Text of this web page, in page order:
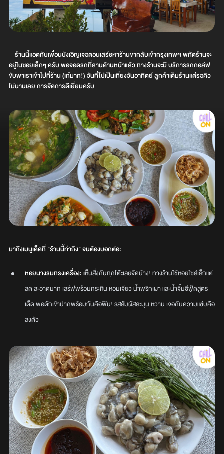
ร้านนี้แอดกับเพื่อนบังเอิญเจอตอนเสิร์ชหาร้านขากลับเข้ากรุงเทพฯ พิกัดร้านจะ
อยู่ในซอยเล็กๆ ครับ พอจอดรถที่ลานด้านหน้าแล้ว ทางร้านจะมี บริการรถกอล์ฟ
ขับพาเราเข้าไปที่ร้าน (เก๋มาก!) วันที่ไปเป็นเที่ยงวันอาทิตย์ ลูกค้าเต็มร้านแต่รอคิว
ไม่นานเลย การจัดการดีเยี่ยมครับ
มาถึงเมนูเด็ดที่ "ร้านนี้ทำถึง" จนต้องบอกต่อ:
หอยนางรมทรงเครื่อง: เห็นสั่งกันทุกโต๊ะเลยจัดบ้าง! ทางร้านใช้หอยไซส์เล็กแต่
สด สะอาดมาก เสิร์ฟพร้อมกระถิน หอมเจียว น้ำพริกเผา และน้ำจิ้มซีฟู้ดสูตร
เด็ด พอตักเข้าปากพร้อมกันคือฟิน! รสสัมผัสละมุน หวาน เจอกับความแซ่บคือ
ลงตัว